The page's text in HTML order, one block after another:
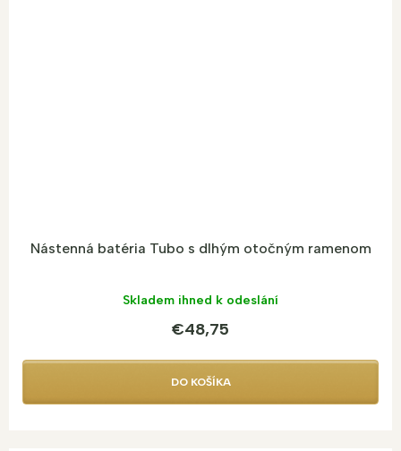
Nástenná batéria Tubo s dlhým otočným ramenom
Skladem ihned k odeslání
€48,75
DO KOŠÍKA